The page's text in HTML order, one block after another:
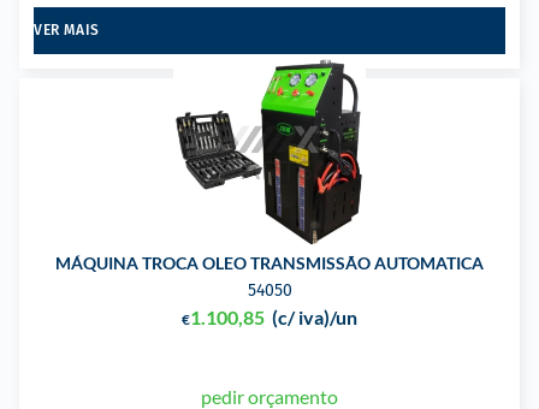
VER MAIS
MÁQUINA TROCA OLEO TRANSMISSÃO AUTOMATICA
54050
€1.100,85 (c/ iva)/un
pedir orçamento